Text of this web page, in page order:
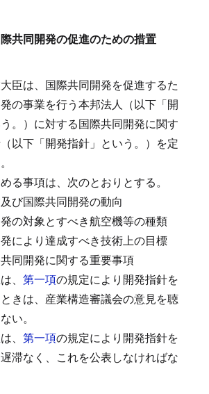
共同開発の促進のための措置
臣は、国際共同開発を促進するた
の事業を行う本邦法人（以下「開
。）に対する国際共同開発に関す
以下「開発指針」という。）を定
る事項は、次のとおりとする。
び国際共同開発の動向
の対象とすべき航空機等の種類
により達成すべき技術上の目標
同開発に関する重要事項
、 第一項の規定により開発指針を
きは、産業構造審議会の意見を聴
い。
、 第一項の規定により開発指針を
滞なく、これを公表しなければな